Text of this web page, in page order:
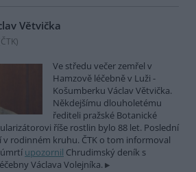
Větvička
ČTK)
Ve středu večer zemřel v
Hamzově léčebně v Luži -
Košumberku Václav Větvička.
Někdejšímu dlouholetému
řediteli pražské Botanické
říše rostlin bylo 88 let. Poslední
v rodinném kruhu. ČTK o tom informoval
upozornil Chrudimský deník s
Václava Volejníka.